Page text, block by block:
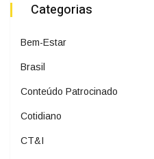
Categorias
Bem-Estar
Brasil
Conteúdo Patrocinado
Cotidiano
CT&I